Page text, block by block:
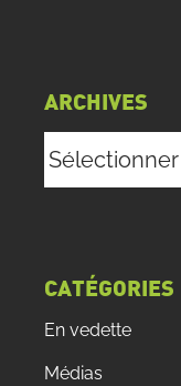
ARCHIVES
CATÉGORIES
En vedette
Médias